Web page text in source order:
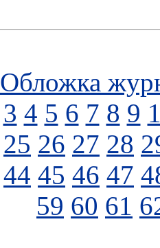
Обложка
3 4 5 6 7 8 9
25 26 27 28
44 45 46 47
59 60 61